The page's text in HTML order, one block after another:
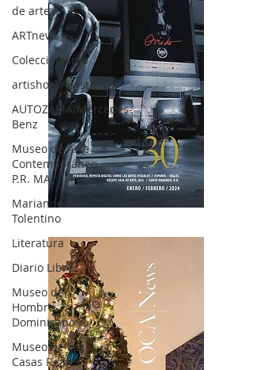
de arte
ARTnews
Coleccionismo
artishockrevista
AUTOZAMA/Mercedes-
Benz
Museo de Arte
Contemporáneo
P.R. MA
Marianne de
Tolentino
Literatura
Diario Libre
Museo del
Hombre
Dominicano
Museo de Las
Casas Reales
OCA|News 30 /Enero-Febrero / 2024